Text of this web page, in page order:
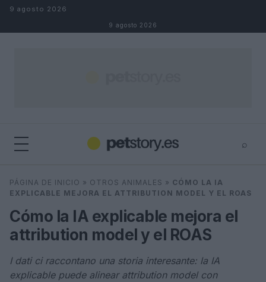
Saltar al contenido
9 agosto 2026
9 agosto 2026
⌕
Buscar ⌕
PÁGINA DE INICIO » OTROS ANIMALES » CÓMO LA IA
EXPLICABLE MEJORA EL ATTRIBUTION MODEL Y EL ROAS
Cómo la IA explicable mejora el
attribution model y el ROAS
I dati ci raccontano una storia interesante: la IA
explicable puede alinear attribution model con